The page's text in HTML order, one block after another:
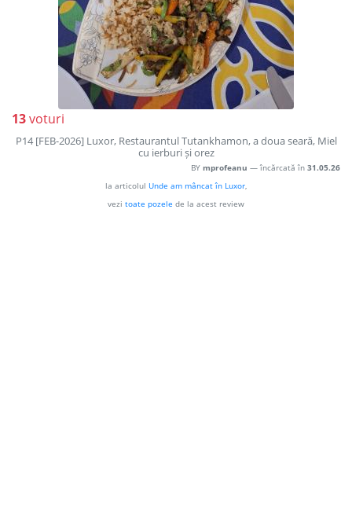
13voturi
P14 [FEB-2026] Luxor, Restaurantul Tutankhamon, a doua seară, Miel
cu ierburi și orez
BY mprofeanu — încărcată în 31.05.26
la articolul Unde am mâncat în Luxor,
vezi toate pozele de la acest review